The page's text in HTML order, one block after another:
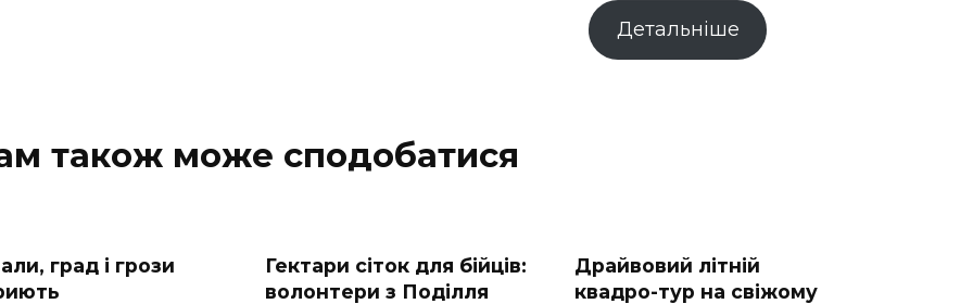
Детальніше
також може сподобатися
град і грози
Гектари сіток для бійців:
волонтери з Поділля
Драйвовий літній
квадро-тур на свіжому